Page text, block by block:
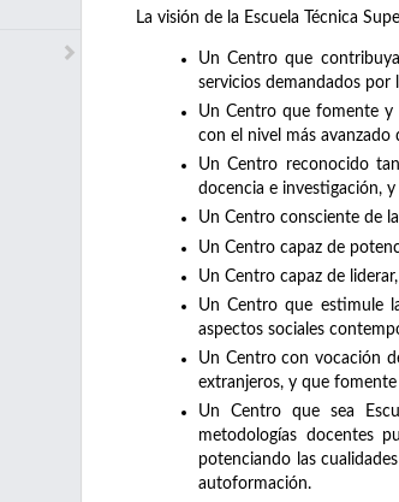
La visión de la Escuela Técnica
Un Centro que
servicios demandados por
Un Centro que fomente y
con el nivel más
Un Centro reconocido
docencia e investigación,
Un Centro consciente de
Un Centro capaz de
Un Centro capaz de
Un Centro que estimule
aspectos sociales
Un Centro con vocación
extranjeros, y que
Un Centro que sea
metodologías docentes
potenciando las
autoformación.